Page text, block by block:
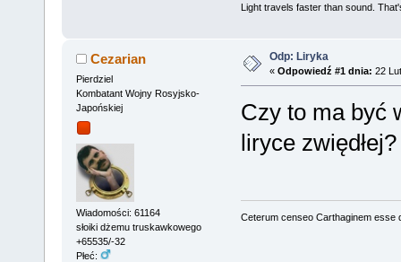
Light travels faster than sound.
Cezarian
Pierdziel
Kombatant Wojny Rosyjsko-
Japońskiej
Wiadomości: 61164
słoiki dżemu truskawkowego
+65535/-32
Płeć:
Odp: Liryka
« Odpowiedź #1 dnia: 22
Czy to ma być
liryce zwiędłej?
Ceterum censeo Carthaginem esse